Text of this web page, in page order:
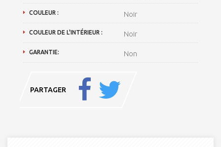
COULEUR : Noir
COULEUR DE L'INTÉRIEUR : Noir
GARANTIE: Non
PARTAGER